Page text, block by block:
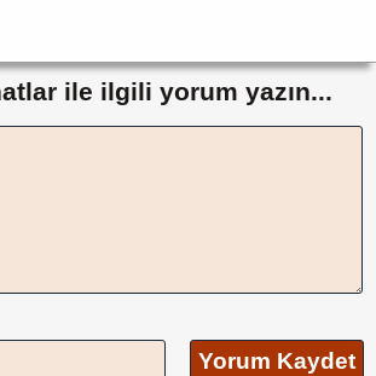
ile ilgili yorum yazın...
Yorum Kaydet